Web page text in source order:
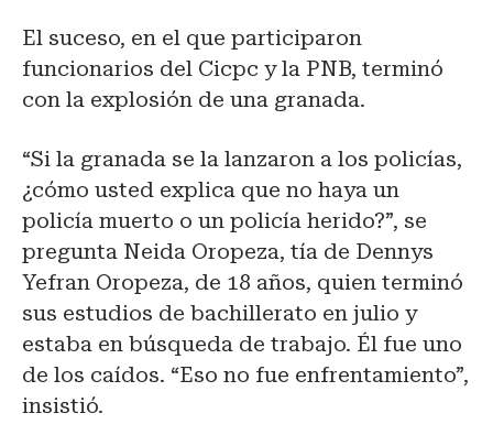
El suceso, en el que participaron
funcionarios del Cicpc y la PNB, terminó
con la explosión de una granada.
“Si la granada se la lanzaron a los policías,
¿cómo usted explica que no haya un
policía muerto o un policía herido?”, se
pregunta Neida Oropeza, tía de Dennys
Yefran Oropeza, de 18 años, quien terminó
sus estudios de bachillerato en julio y
estaba en búsqueda de trabajo. Él fue uno
de los caídos. “Eso no fue enfrentamiento”,
insistió.